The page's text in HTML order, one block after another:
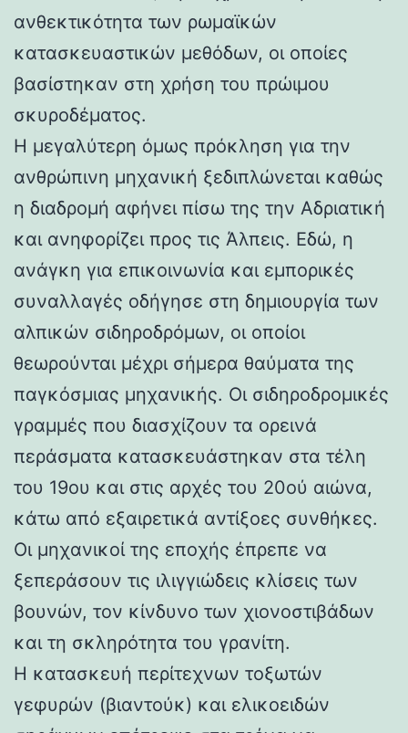
ανθεκτικότητα των ρωμαϊκών
κατασκευαστικών μεθόδων, οι οποίες
βασίστηκαν στη χρήση του πρώιμου
σκυροδέματος.
Η μεγαλύτερη όμως πρόκληση για την
ανθρώπινη μηχανική ξεδιπλώνεται καθώς
η διαδρομή αφήνει πίσω της την Αδριατική
και ανηφορίζει προς τις Άλπεις. Εδώ, η
ανάγκη για επικοινωνία και εμπορικές
συναλλαγές οδήγησε στη δημιουργία των
αλπικών σιδηροδρόμων, οι οποίοι
θεωρούνται μέχρι σήμερα θαύματα της
παγκόσμιας μηχανικής. Οι σιδηροδρομικές
γραμμές που διασχίζουν τα ορεινά
περάσματα κατασκευάστηκαν στα τέλη
του 19ου και στις αρχές του 20ού αιώνα,
κάτω από εξαιρετικά αντίξοες συνθήκες.
Οι μηχανικοί της εποχής έπρεπε να
ξεπεράσουν τις ιλιγγιώδεις κλίσεις των
βουνών, τον κίνδυνο των χιονοστιβάδων
και τη σκληρότητα του γρανίτη.
Η κατασκευή περίτεχνων τοξωτών
γεφυρών (βιαντούκ) και ελικοειδών